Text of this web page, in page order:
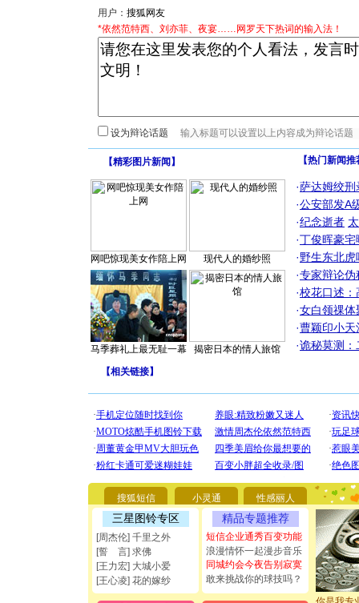
用户：
*依然范特西、刘亦菲、夜宴……网罗天下热词的输入法！
设为辩论话题
【精彩图片新闻 】
网吧惊现美女作陪上网 现代人的婚纱照
马季葬礼上最无耻一幕 揭密日本的情人旅馆
【热门新闻
·萨达姆绞刑
·公安部发A
·纪念逝者
·丁俊晖豪
·野生东北
·专家辩论伪
·校花口述：
·女白领祼体
·曹颖印小天
·诡秘莫测：
【相关链接】
搜狐短信 小灵通 性感丽人
三星图铃专区
[周杰伦] 千里之外
[誓 言] 求佛
[王力宏] 大城小爱
[王心凌] 花的嫁纱
精品专题推荐
短信企业通秀百变功能
浪漫情怀一起漫步音乐
同城约会今夜告别寂寞
敢来挑战你的球技吗？
[圣诞节]
你太多
要平安！
[圣诞节]
能正大
都要快乐
[圣诞节]
如意,快
[元旦]看
断电。爱
你是我专